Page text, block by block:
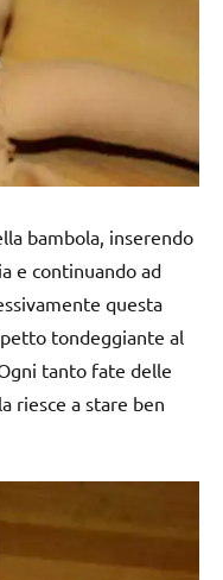
bambola, inserendo
e continuando ad
questa
tondeggiante al
tanto fate delle
riesce a stare ben